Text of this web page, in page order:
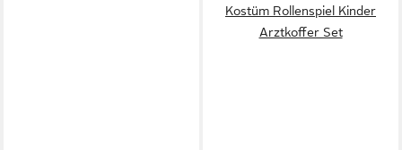
Kostüm Rollenspiel Kinder
Arztkoffer Set